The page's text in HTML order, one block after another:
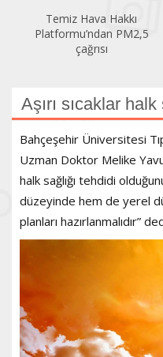
Temiz Hava Hakkı
Platformu’ndan PM2,5
çağrısı
Aşırı sıcaklar
Bahçeşehir Üniversitesi
Uzman Doktor Melike
halk sağlığı tehdidi
düzeyinde hem de yerel
planları hazırlanmalıdır”